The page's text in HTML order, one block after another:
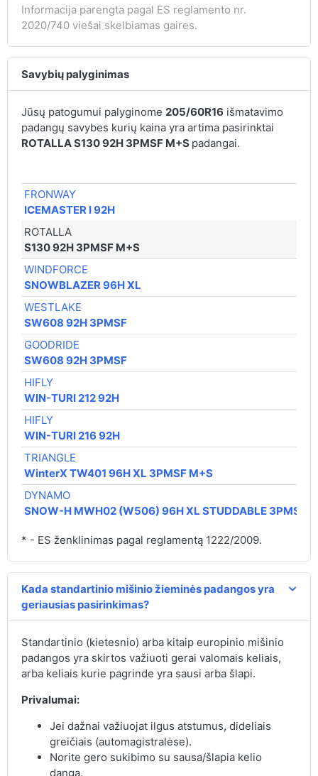
Informacija parengta pagal ES reglamento nr.
2020/740 viešai skelbiamas gaires.
Savybių palyginimas
Jūsų patogumui palyginome 205/60R16 išmatavimo
padangų savybes kurių kaina yra artima pasirinktai
ROTALLA S130 92H 3PMSF M+S padangai.
FRONWAY
ICEMASTER I 92H
ROTALLA
S130 92H 3PMSF M+S
WINDFORCE
SNOWBLAZER 96H XL
WESTLAKE
SW608 92H 3PMSF
GOODRIDE
SW608 92H 3PMSF
HIFLY
WIN-TURI 212 92H
HIFLY
WIN-TURI 216 92H
TRIANGLE
WinterX TW401 96H XL 3PMSF M+S
DYNAMO
SNOW-H MWH02 (W506) 96H XL STUDDABLE 3PMSF
* - ES ženklinimas pagal reglamentą 1222/2009.
Kada standartinio mišinio žieminės padangos yra
geriausias pasirinkimas?
Standartinio (kietesnio) arba kitaip europinio mišinio
padangos yra skirtos važiuoti gerai valomais keliais,
arba keliais kurie pagrinde yra sausi arba šlapi.
Privalumai:
Jei dažnai važiuojat ilgus atstumus, dideliais
greičiais (automagistralėse).
Norite gero sukibimo su sausa/šlapia kelio
danga.